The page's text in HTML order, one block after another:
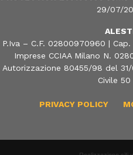
29/07/
P.Iva – C.F. 02800970960 |
Imprese CCIAA Milano N.
Autorizzazione 80455/98 del
Civile
PRIVACY POLICY